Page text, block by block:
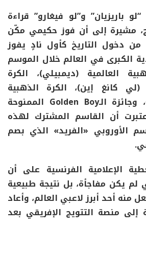
باريزيان” و”لو فيغارو” قراءة
مشيرة إلى أن فوز حكيمي مكّن
دخول التاريخ كأول نادٍ يفوز
الكبرى في العالم خلال الموسم
العالمية (ديمبيلي)، الكرة
(لي كانغ إين)، الكرة الذهبية
الإفريقية (حكيمي)، وجائزة الـGolden Boy الممنوحة
أن القاسم المشترك لهذه
الأوروبي «الفريد» الذي بصم
الإعلامية الفرنسية على أن
يكن مفاجأة، بل نتيجة طبيعية
أحد أبرز لاعبي العالم، وأعاد
إلى منصة التتويج الإفريقي بعد